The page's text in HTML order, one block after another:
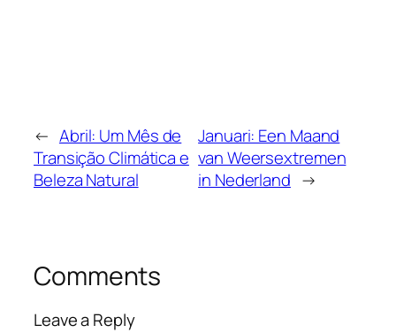
← Abril: Um Mês de
Transição Climática e
Beleza Natural
Januari: Een Maand
van Weersextremen
in Nederland →
Comments
Leave a Reply